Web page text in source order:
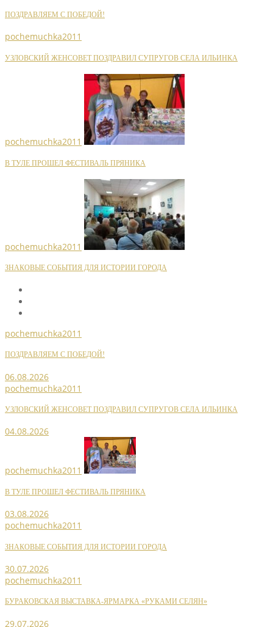
ПОЗДРАВЛЯЕМ С ПОБЕДОЙ!
pochemuchka2011
УЗЛОВСКИЙ ЖЕНСОВЕТ ПОЗДРАВИЛ СУПРУГОВ СЕЛА ИЛЬИНКА
pochemuchka2011
В ТУЛЕ ПРОШЕЛ ФЕСТИВАЛЬ ПРЯНИКА
pochemuchka2011
ЗНАКОВЫЕ СОБЫТИЯ ДЛЯ ИСТОРИИ ГОРОДА
pochemuchka2011
ПОЗДРАВЛЯЕМ С ПОБЕДОЙ!
06.08.2026
pochemuchka2011
УЗЛОВСКИЙ ЖЕНСОВЕТ ПОЗДРАВИЛ СУПРУГОВ СЕЛА ИЛЬИНКА
04.08.2026
pochemuchka2011
В ТУЛЕ ПРОШЕЛ ФЕСТИВАЛЬ ПРЯНИКА
03.08.2026
pochemuchka2011
ЗНАКОВЫЕ СОБЫТИЯ ДЛЯ ИСТОРИИ ГОРОДА
30.07.2026
pochemuchka2011
БУРАКОВСКАЯ ВЫСТАВКА-ЯРМАРКА «РУКАМИ СЕЛЯН»
29.07.2026